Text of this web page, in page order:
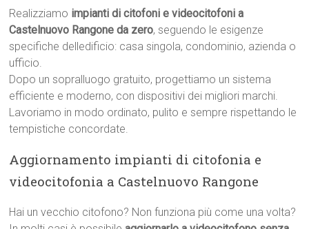
Realizziamo impianti di citofoni e videocitofoni a
Castelnuovo Rangone da zero, seguendo le esigenze
specifiche delledificio: casa singola, condominio, azienda o
ufficio.
Dopo un sopralluogo gratuito, progettiamo un sistema
efficiente e moderno, con dispositivi dei migliori marchi.
Lavoriamo in modo ordinato, pulito e sempre rispettando le
tempistiche concordate.
Aggiornamento impianti di citofonia e
videocitofonia a Castelnuovo Rangone
Hai un vecchio citofono? Non funziona più come una volta?